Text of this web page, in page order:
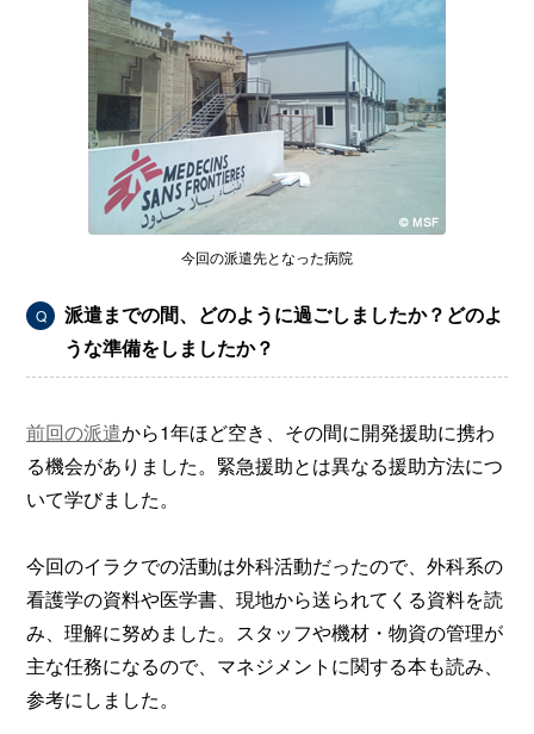
今回の派遣先となった病院
Q
派遣までの間、どのように過ごしましたか？どのよ
うな準備をしましたか？
前回の派遣から1年ほど空き、その間に開発援助に携わ
る機会がありました。緊急援助とは異なる援助方法につ
いて学びました。
今回のイラクでの活動は外科活動だったので、外科系の
看護学の資料や医学書、現地から送られてくる資料を読
み、理解に努めました。スタッフや機材・物資の管理が
主な任務になるので、マネジメントに関する本も読み、
参考にしました。